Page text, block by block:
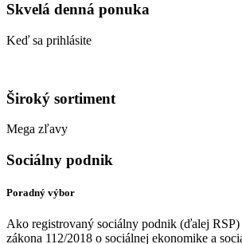
Skvelá denná ponuka
Keď sa prihlásite
Široký sortiment
Mega zľavy
Sociálny podnik
Poradný výbor
Ako registrovaný sociálny podnik (ďalej RSP)
zákona 112/2018 o sociálnej ekonomike a